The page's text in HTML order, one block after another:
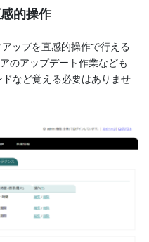
的操作
ップを直感的操作で行える
のアップデート作業なども
など覚える必要はありませ